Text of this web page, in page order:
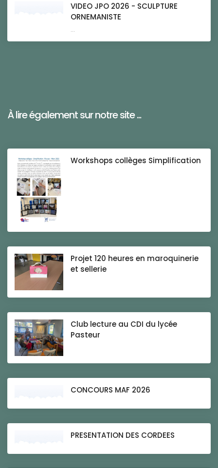
VIDEO JPO 2026 - SCULPTURE
ORNEMANISTE
...
À lire également sur notre site ...
Workshops collèges Simplification
Projet 120 heures en maroquinerie
et sellerie
Club lecture au CDI du lycée
Pasteur
CONCOURS MAF 2026
PRESENTATION DES CORDEES